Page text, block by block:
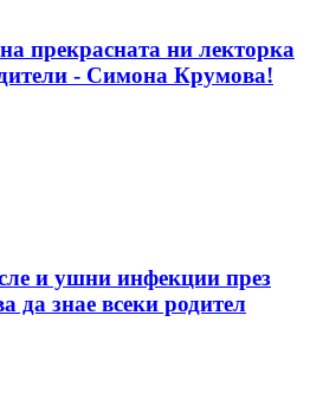
прекрасната ни лекторка
- Симона Крумова!
и ушни инфекции през
да знае всеки родител